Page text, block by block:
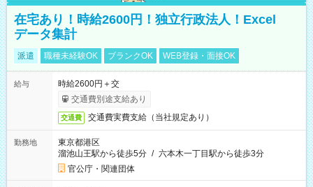
在宅あり！時給2600円！独立行政法人！Excel
データ集計
派遣 職種未経験OK ブランクOK WEB登録・面接OK
給与
時給2600円＋交
交通費別途支給あり
交通費 交通費実費支給（当社規定あり）
勤務地
東京都港区
溜池山王駅から徒歩5分 / 六本木一丁目駅から徒歩3分
官公庁・関連団体